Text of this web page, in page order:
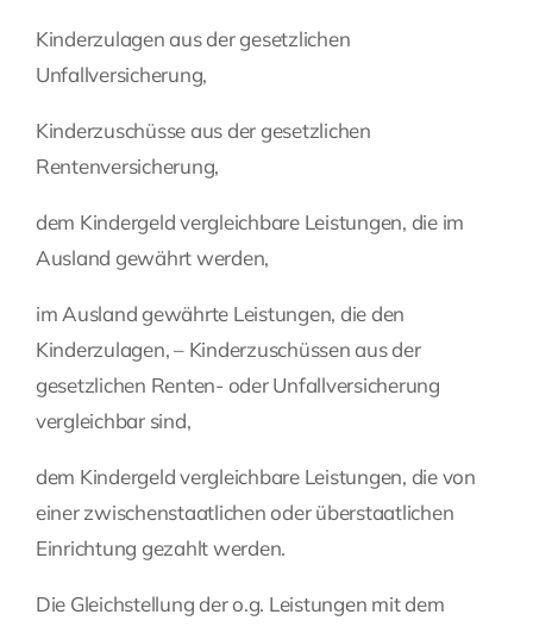
Kinderzulagen aus der gesetzlichen
Unfallversicherung,
Kinderzuschüsse aus der gesetzlichen
Rentenversicherung,
dem Kindergeld vergleichbare Leistungen, die im
Ausland gewährt werden,
im Ausland gewährte Leistungen, die den
Kinderzulagen, – Kinderzuschüssen aus der
gesetzlichen Renten- oder Unfallversicherung
vergleichbar sind,
dem Kindergeld vergleichbare Leistungen, die von
einer zwischenstaatlichen oder überstaatlichen
Einrichtung gezahlt werden.
Die Gleichstellung der o.g. Leistungen mit dem